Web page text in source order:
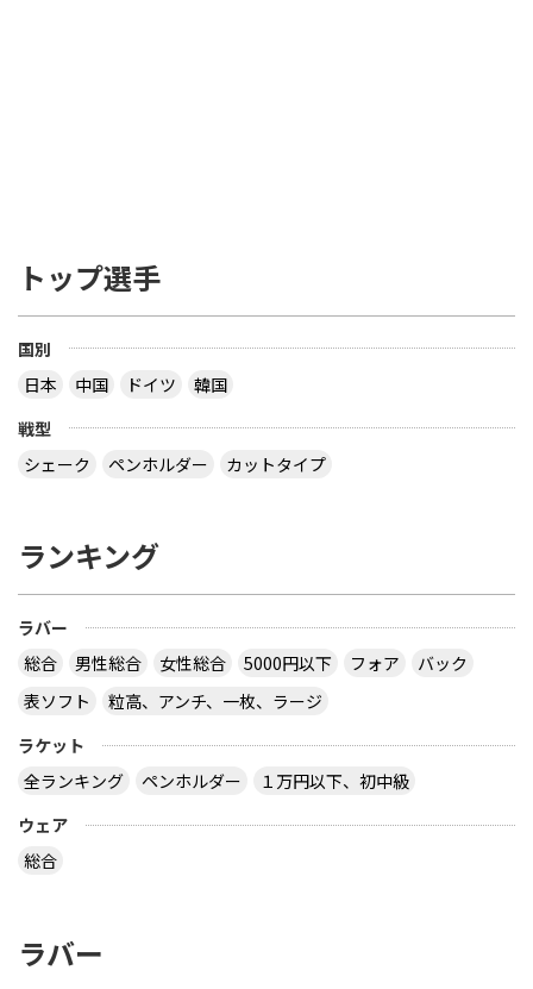
トップ選手
国別
日本
中国 ドイツ
韓国
戦型
シェーク
ペンホルダー カットタイプ
ランキング
ラバー
総合
男性総合 女性総合 5000円以下 フォア
バック
表ソフト
粒高、アンチ、一枚、ラージ
ラケット
全ランキング
ペンホルダー
１万円以下、初中級
ウェア
総合
ラバー